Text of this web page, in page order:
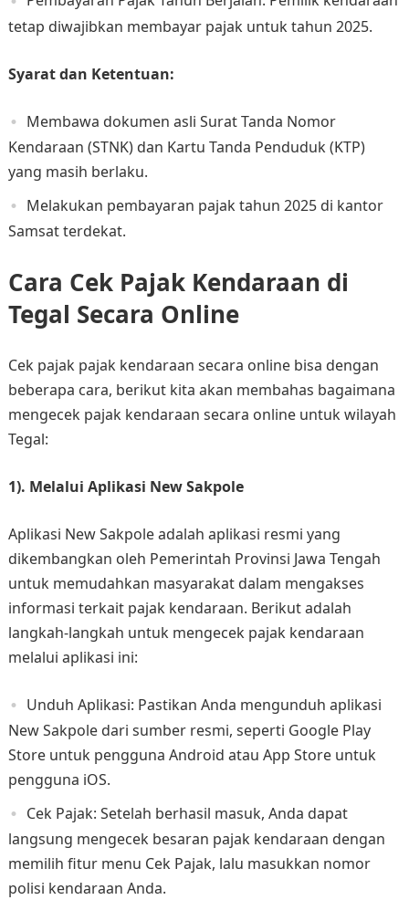
tetap diwajibkan membayar pajak untuk tahun 2025. ​
Syarat dan Ketentuan:
Membawa dokumen asli Surat Tanda Nomor
Kendaraan (STNK) dan Kartu Tanda Penduduk (KTP)
yang masih berlaku.​
Melakukan pembayaran pajak tahun 2025 di kantor
Samsat terdekat.​
Cara Cek Pajak Kendaraan di
Tegal Secara Online
Cek pajak pajak kendaraan secara online bisa dengan
beberapa cara, berikut kita akan membahas bagaimana
mengecek pajak kendaraan secara online untuk wilayah
Tegal:
1). Melalui Aplikasi New Sakpole
Aplikasi New Sakpole adalah aplikasi resmi yang
dikembangkan oleh Pemerintah Provinsi Jawa Tengah
untuk memudahkan masyarakat dalam mengakses
informasi terkait pajak kendaraan. Berikut adalah
langkah-langkah untuk mengecek pajak kendaraan
melalui aplikasi ini:
Unduh Aplikasi: Pastikan Anda mengunduh aplikasi
New Sakpole dari sumber resmi, seperti Google Play
Store untuk pengguna Android atau App Store untuk
pengguna iOS.
Cek Pajak: Setelah berhasil masuk, Anda dapat
langsung mengecek besaran pajak kendaraan dengan
memilih fitur menu Cek Pajak, lalu masukkan nomor
polisi kendaraan Anda.